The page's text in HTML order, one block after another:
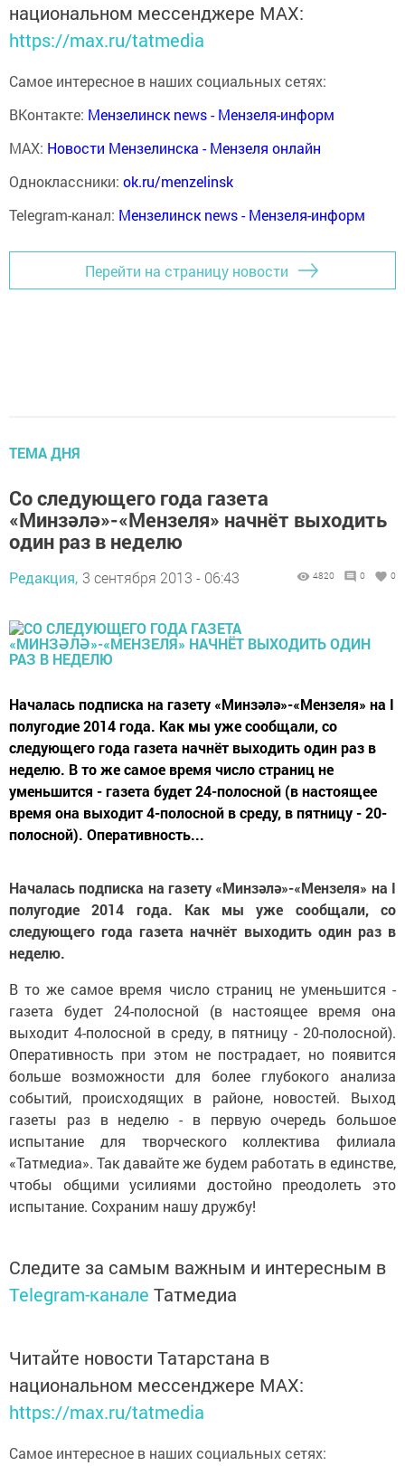
национальном мессенджере MАХ:
https://max.ru/tatmedia
Самое интересное в наших социальных сетях:
ВКонтакте: Мензелинск news - Мензеля-информ
MAX: Новости Мензелинска - Мензеля онлайн
Одноклассники: ok.ru/menzelinsk
Telegram-канал: Мензелинск news - Мензеля-информ
Перейти на страницу новости
ТЕМА ДНЯ
Со следующего года газета
«Минзәлә»-«Мензеля» начнёт выходить
один раз в неделю
Редакция, 3 сентября 2013 - 06:43 4820 0 0
Началась подписка на газету «Минзәлә»-«Мензеля» на I
полугодие 2014 года. Как мы уже сообщали, со
следующего года газета начнёт выходить один раз в
неделю. В то же самое время число страниц не
уменьшится - газета будет 24-полосной (в настоящее
время она выходит 4-полосной в среду, в пятницу - 20-
полосной). Оперативность...
Началась подписка на газету «Минзәлә»-«Мензеля» на I
полугодие 2014 года. Как мы уже сообщали, со
следующего года газета начнёт выходить один раз в
неделю.
В то же самое время число страниц не уменьшится -
газета будет 24-полосной (в настоящее время она
выходит 4-полосной в среду, в пятницу - 20-полосной).
Оперативность при этом не пострадает, но появится
больше возможности для более глубокого анализа
событий, происходящих в районе, новостей. Выход
газеты раз в неделю - в первую очередь большое
испытание для творческого коллектива филиала
«Татмедиа». Так давайте же будем работать в единстве,
чтобы общими усилиями достойно преодолеть это
испытание. Сохраним нашу дружбу!
Следите за самым важным и интересным в
Telegram-канале Татмедиа
Читайте новости Татарстана в
национальном мессенджере MАХ:
https://max.ru/tatmedia
Самое интересное в наших социальных сетях: